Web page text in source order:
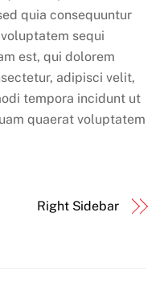
quia consequuntur
sequi
est, qui dolorem
adipisci velit,
tempora incidunt ut
quaerat voluptatem
Right Sidebar